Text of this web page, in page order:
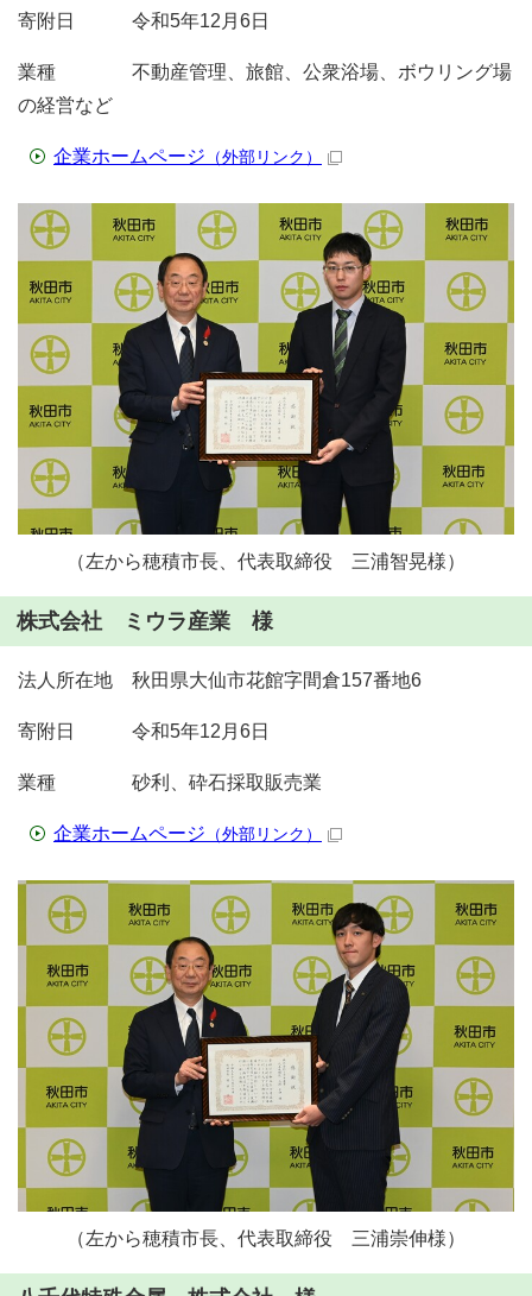
寄附日 令和5年12月6日
業種 不動産管理、旅館、公衆浴場、ボウリング場
の経営など
企業ホームページ （外部リンク）
（左から穂積市長、代表取締役 三浦智晃様）
株式会社 ミウラ産業 様
法人所在地 秋田県大仙市花館字間倉157番地6
寄附日 令和5年12月6日
業種 砂利、砕石採取販売業
企業ホームページ （外部リンク）
（左から穂積市長、代表取締役 三浦崇伸様）